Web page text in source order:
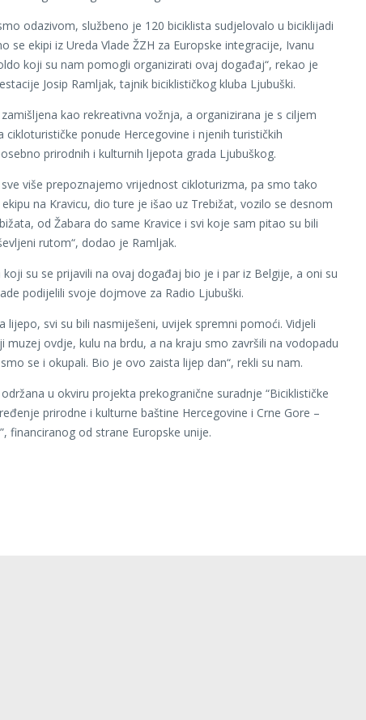
odazivom, službeno je 120 biciklista sudjelovalo u biciklijadi
se ekipi iz Ureda Vlade ŽZH za Europske integracije, Ivanu
koji su nam pomogli organizirati ovaj događaj“, rekao je
Josip Ramljak, tajnik biciklističkog kluba Ljubuški.
kao rekreativna vožnja, a organizirana je s ciljem
cikloturističke ponude Hercegovine i njenih turističkih
prirodnih i kulturnih ljepota grada Ljubuškog.
sve više prepoznajemo vrijednost cikloturizma, pa smo tako
na Kravicu, dio ture je išao uz Trebižat, vozilo se desnom
od Žabara do same Kravice i svi koje sam pitao su bili
rutom“, dodao je Ramljak.
su se prijavili na ovaj događaj bio je i par iz Belgije, a oni su
podijelili svoje dojmove za Radio Ljubuški.
lijepo, svi su bili nasmiješeni, uvijek spremni pomoći. Vidjeli
muzej ovdje, kulu na brdu, a na kraju smo završili na vodopadu
se i okupali. Bio je ovo zaista lijep dan“, rekli su nam.
u okviru projekta prekogranične suradnje “Biciklističke
prirodne i kulturne baštine Hercegovine i Crne Gore –
financiranog od strane Europske unije.